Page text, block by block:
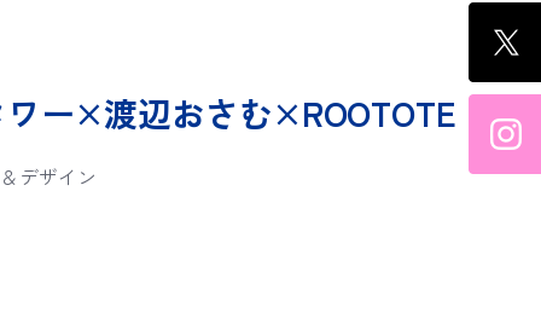
ー×渡辺おさむ×ROOTOTE
デザイン